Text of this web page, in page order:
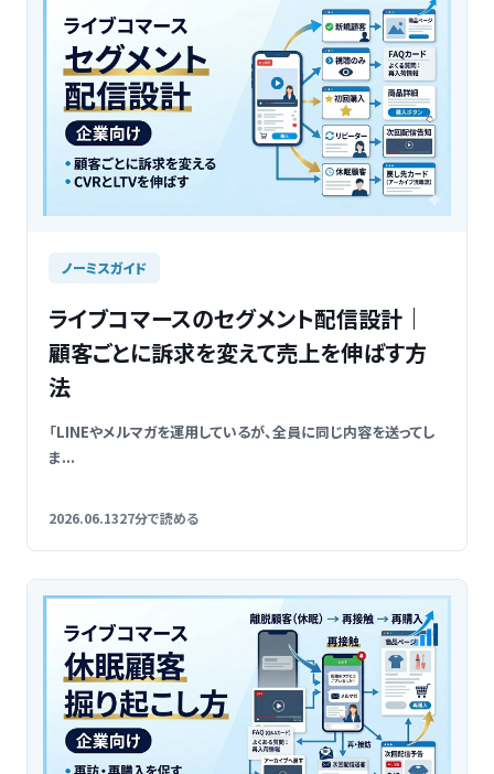
ノーミスガイド
ライブコマースのセグメント配信設計｜
顧客ごとに訴求を変えて売上を伸ばす方
法
「LINEやメルマガを運用しているが、全員に同じ内容を送ってし
ま...
2026.06.1327分で読める